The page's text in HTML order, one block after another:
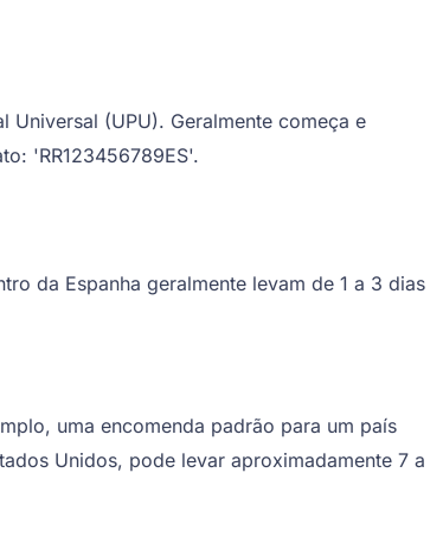
(UPU). Geralmente começa e
'RR123456789ES'.
da Espanha geralmente levam de 1 a 3 dias
uma encomenda padrão para um país
Unidos, pode levar aproximadamente 7 a